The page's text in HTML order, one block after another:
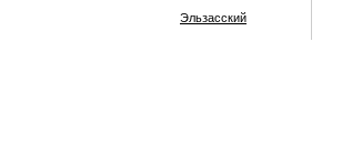
Эльзасский